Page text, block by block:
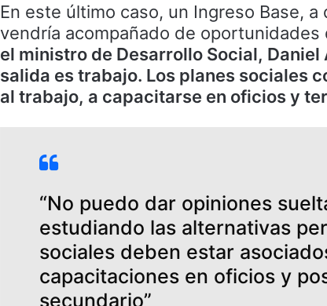
En este último caso, un Ingreso Base,
vendría acompañado de
el ministro de Desarrollo Social,
salida es trabajo. Los planes sociales
al trabajo, a capacitarse en oficios y
“No puedo dar opiniones
estudiando las alternativas
sociales deben estar
capacitaciones en oficios y
secundario”